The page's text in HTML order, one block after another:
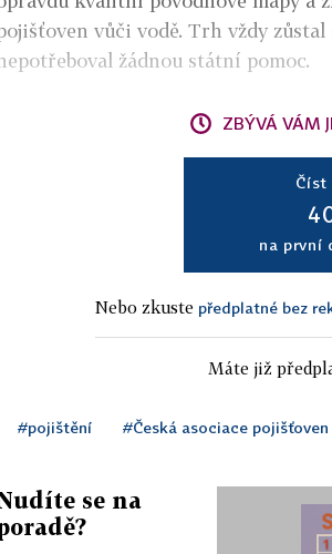
vůči vodě. Trh vždy
žádnou státní pomoc.
ZBÝVÁ VÁM
Číst
na první
Nebo zkuste předplatné bez
Máte již
#pojištění #Česká asociace pojišťoven
se na